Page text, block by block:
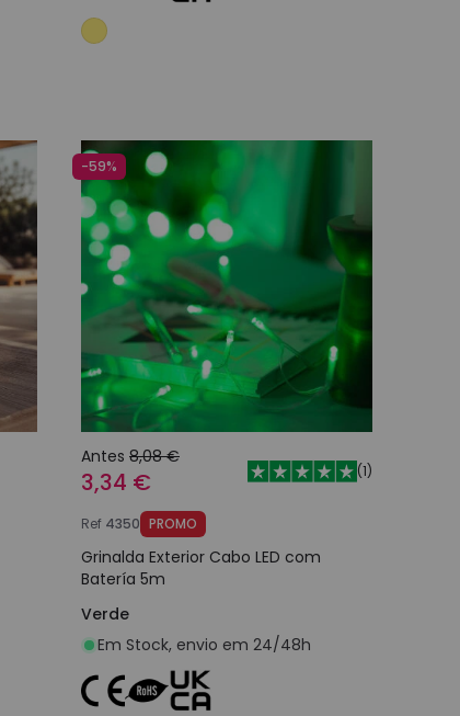
-59%
Antes 8,08 €
3,34 € (1)
Ref 4350 PROMO
Grinalda Exterior Cabo LED com
Batería 5m
Verde
Em Stock, envio em 24/48h